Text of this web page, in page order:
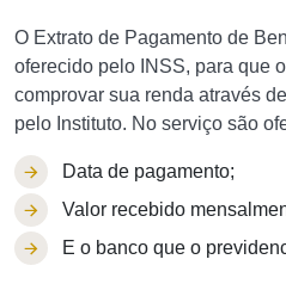
O Extrato de Pagamento de
oferecido pelo INSS, para que
comprovar sua renda através
pelo Instituto. No serviço são
Data de pagamento;
Valor recebido
E o banco que o